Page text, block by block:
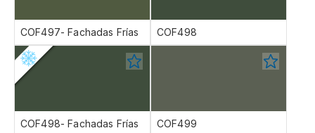
COF497- Fachadas Frías COF498
COF498- Fachadas Frías COF499